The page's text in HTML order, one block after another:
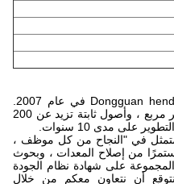
وهي تمتلك مصنعًا بمساحة 20000 متر مربع ، وأصول ثابتة تزيد عن 200
في "النجاح من كل موظف ،
من إصلاح المعدات ، وبحوث
على شهادة نظام الجودة
ISO9001 ونظام البيئة ISO14000.نتوقع أن نتعاون معكم من خلال